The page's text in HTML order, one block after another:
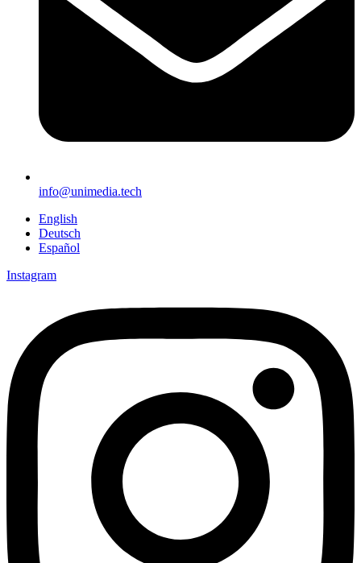
info@unimedia.tech
English
Deutsch
Español
Instagram